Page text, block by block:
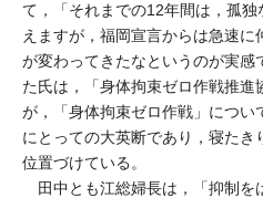
て，「それまでの12年間は，孤
えますが，福岡宣言からは急速
が変わってきたなというのが実感
た氏は，「身体拘束ゼロ作戦推進
が，「身体拘束ゼロ作戦」につい
にとっての大英断であり，寝たき
位置づけている。
田中とも江総婦長は，「抑制を